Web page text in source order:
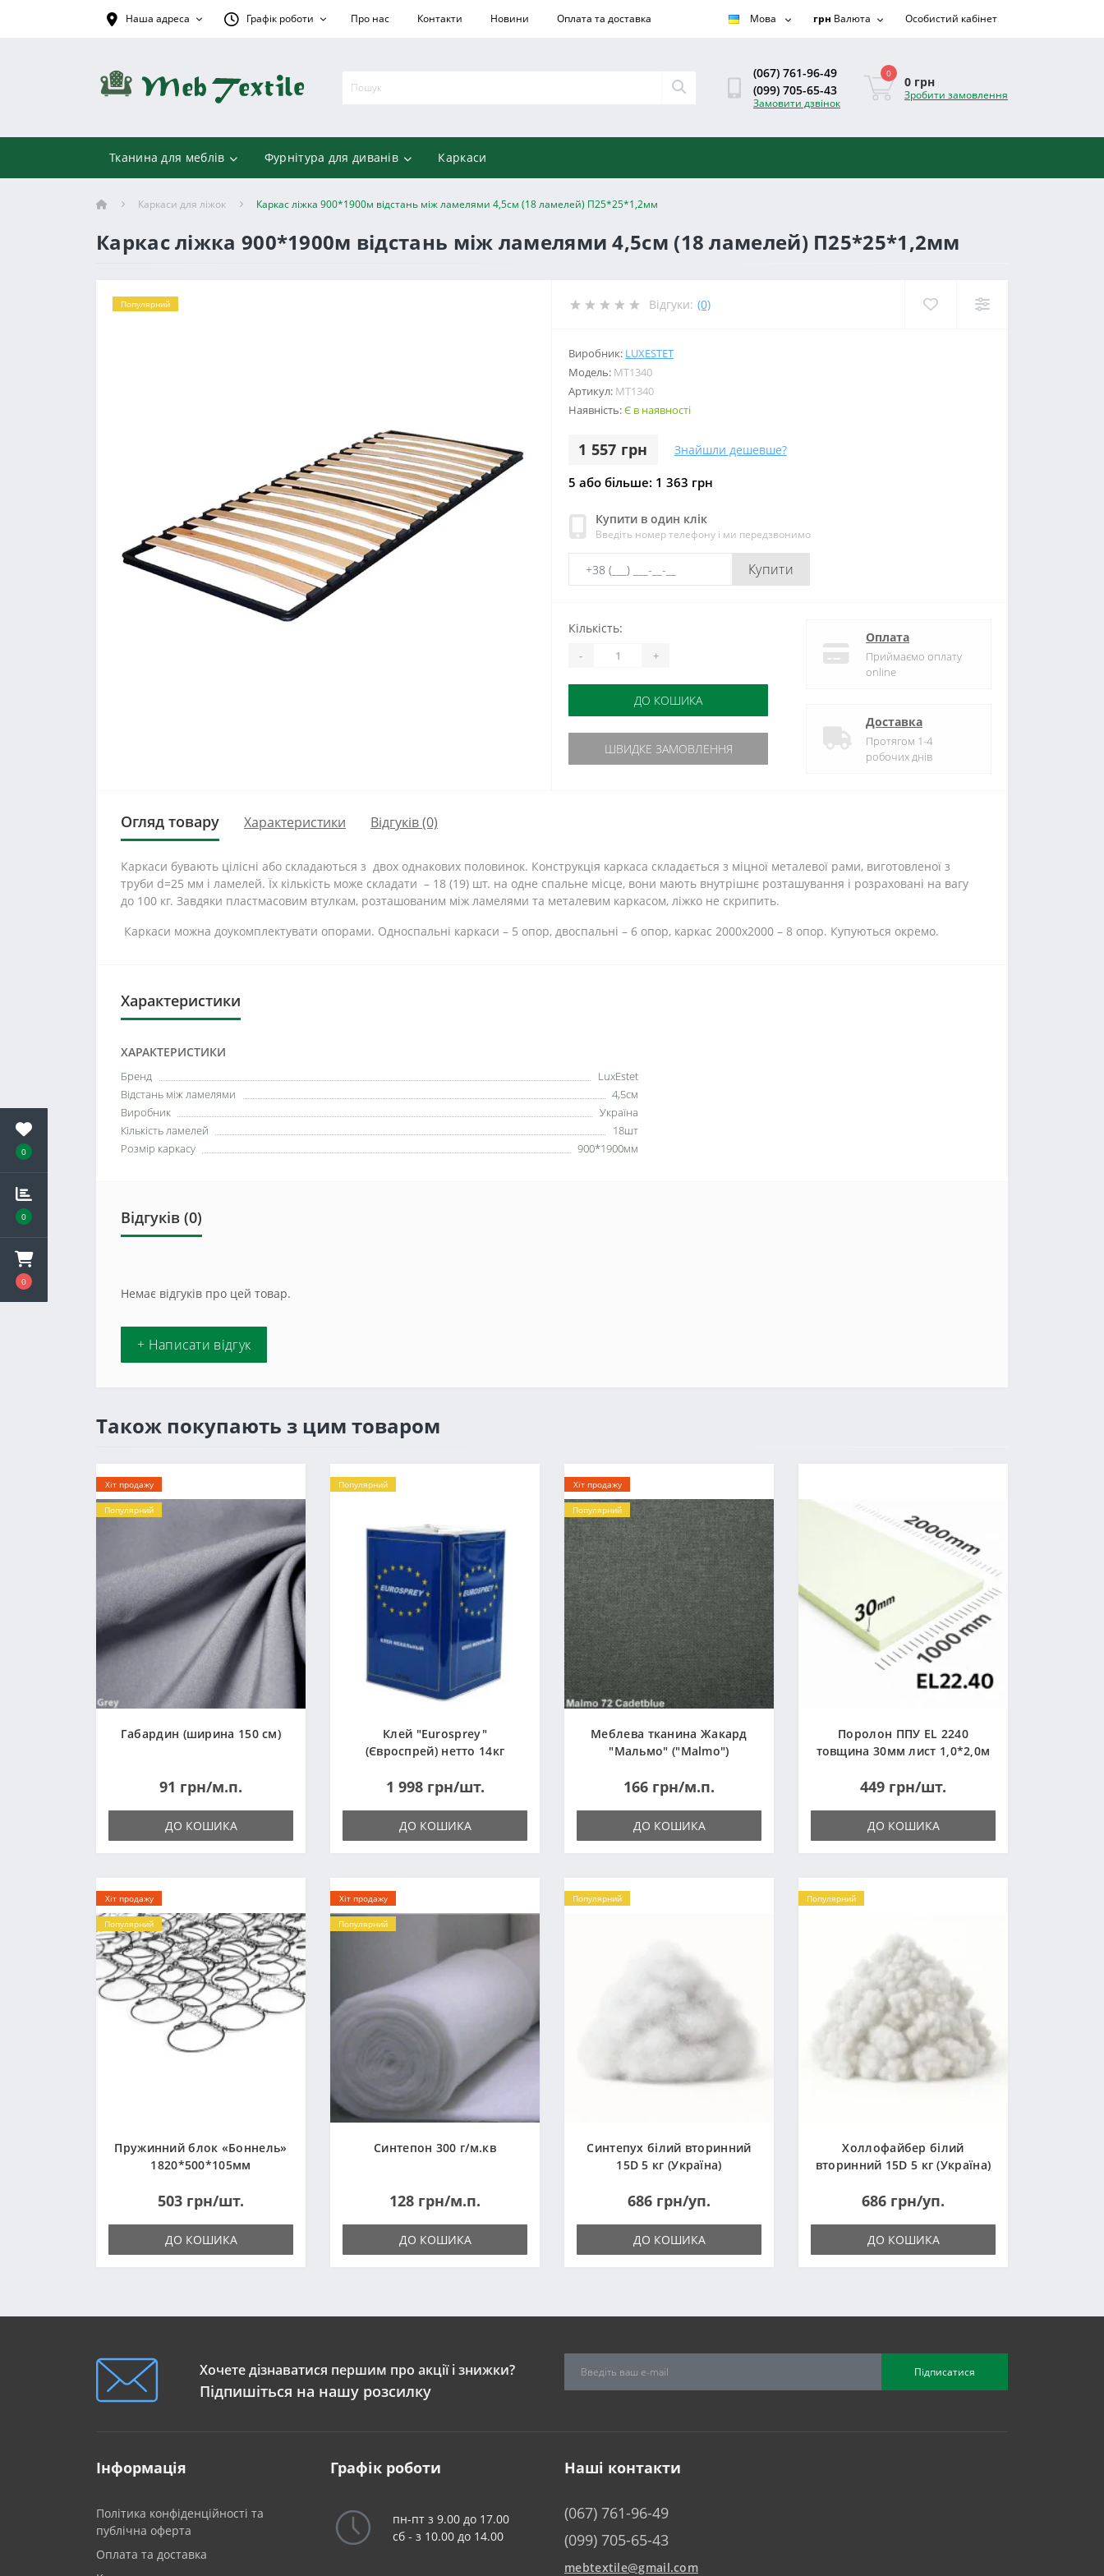
0
0
0
Наша адреса Графік роботи Про нас Контакти Новини Оплата та доставка Мова грн Валюта Особистий кабінет
(067) 761-96-49
(099) 705-65-43
Замовити дзвінок
0
0 грн
Зробити замовлення
Тканина для меблів Фурнітура для диванів Каркаси
Каркаси для ліжок Каркас ліжка 900*1900м відстань між ламелями 4,5см (18 ламелей) П25*25*1,2мм
Каркас ліжка 900*1900м відстань між ламелями 4,5см (18 ламелей) П25*25*1,2мм
Популярний Відгуки: (0)
Виробник: LUXESTET
Модель: МТ1340
Артикул: МТ1340
Наявність:Є в наявності
1 557 грн Знайшли дешевше?
5 або більше: 1 363 грн
Купити в один клік
Введіть номер телефону і ми передзвонимо
Купити
Кількість:
- +
ДО КОШИКА
ШВИДКЕ ЗАМОВЛЕННЯ
Оплата
Приймаємо оплату
online
Доставка
Протягом 1-4
робочих днів
Огляд товару Характеристики Відгуків (0)
Каркаси бувають цілісні або складаються з двох однакових половинок. Конструкція каркаса складається з міцної металевої рами, виготовленої з
труби d=25 мм і ламелей. Їх кількість може складати – 18 (19) шт. на одне спальне місце, вони мають внутрішнє розташування і розраховані на вагу
до 100 кг. Завдяки пластмасовим втулкам, розташованим між ламелями та металевим каркасом, ліжко не скрипить.
Каркаси можна доукомплектувати опорами. Односпальні каркаси – 5 опор, двоспальні – 6 опор, каркас 2000x2000 – 8 опор. Купуються окремо.
Характеристики
ХАРАКТЕРИСТИКИ
Бренд
LuxEstet
Відстань між ламелями
4,5см
Виробник
Україна
Кількість ламелей
18шт
Розмір каркасу
900*1900мм
Відгуків (0)
Немає відгуків про цей товар.
+ Написати відгук
Також покупають з цим товаром
Хіт продажу
Популярний
Габардин (ширина 150 см)
91 грн/м.п.
ДО КОШИКА
Популярний
Клей "Eurosprey"
(Євроспрей) нетто 14кг
1 998 грн/шт.
ДО КОШИКА
Хіт продажу
Популярний
Меблева тканина Жакард
"Мальмо" ("Malmo")
166 грн/м.п.
ДО КОШИКА
Поролон ППУ EL 2240
товщина 30мм лист 1,0*2,0м
449 грн/шт.
ДО КОШИКА
Хіт продажу
Популярний
Пружинний блок «Боннель»
1820*500*105мм
503 грн/шт.
ДО КОШИКА
Хіт продажу
Популярний
Синтепон 300 г/м.кв
128 грн/м.п.
ДО КОШИКА
Популярний
Синтепух білий вторинний
15D 5 кг (Україна)
686 грн/уп.
ДО КОШИКА
Популярний
Холлофайбер білий
вторинний 15D 5 кг (Україна)
686 грн/уп.
ДО КОШИКА
Хочете дізнаватися першим про акції і знижки?
Підпишіться на нашу розсилку
Підписатися
Інформація
Політика конфіденційності та
публічна оферта
Оплата та доставка
Графік роботи
пн-пт з 9.00 до 17.00
сб - з 10.00 до 14.00
Наші контакти
(067) 761-96-49
(099) 705-65-43
mebtextile@gmail.com